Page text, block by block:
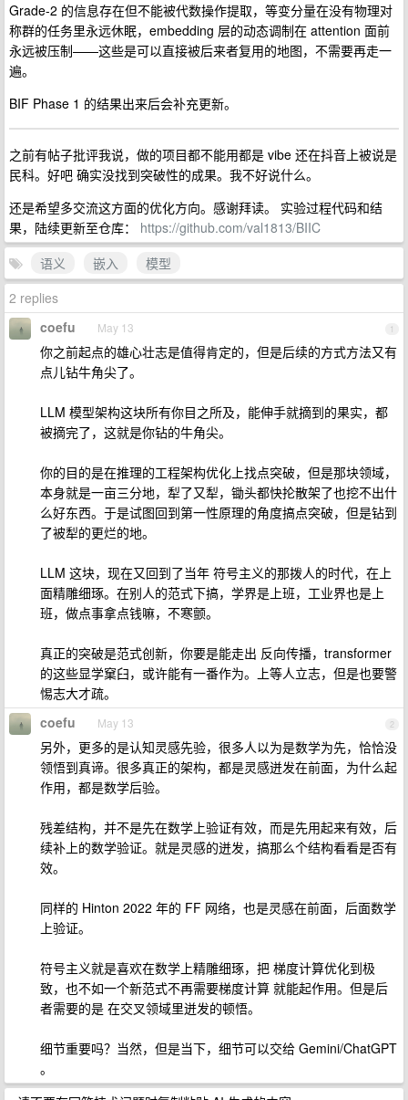
Grade-2 的信息存在但不能被代数操作提取，等变分量在没有物理对
称群的任务里永远休眠，embedding 层的动态调制在 attention 面前
永远被压制——这些是可以直接被后来者复用的地图，不需要再走一
遍。
BIF Phase 1 的结果出来后会补充更新。
之前有帖子批评我说，做的项目都不能用都是 vibe 还在抖音上被说是
民科。好吧 确实没找到突破性的成果。我不好说什么。
还是希望多交流这方面的优化方向。感谢拜读。 实验过程代码和结
果，陆续更新至仓库： https://github.com/val1813/BIIC
语义
嵌入
模型
2 replies
1
coefu May 13
你之前起点的雄心壮志是值得肯定的，但是后续的方式方法又有
点儿钻牛角尖了。
LLM 模型架构这块所有你目之所及，能伸手就摘到的果实，都
被摘完了，这就是你钻的牛角尖。
你的目的是在推理的工程架构优化上找点突破，但是那块领域，
本身就是一亩三分地，犁了又犁，锄头都快抡散架了也挖不出什
么好东西。于是试图回到第一性原理的角度搞点突破，但是钻到
了被犁的更烂的地。
LLM 这块，现在又回到了当年 符号主义的那拨人的时代，在上
面精雕细琢。在别人的范式下搞，学界是上班，工业界也是上
班，做点事拿点钱嘛，不寒颤。
真正的突破是范式创新，你要是能走出 反向传播，transformer
的这些显学窠臼，或许能有一番作为。上等人立志，但是也要警
惕志大才疏。
2
coefu May 13
另外，更多的是认知灵感先验，很多人以为是数学为先，恰恰没
领悟到真谛。很多真正的架构，都是灵感迸发在前面，为什么起
作用，都是数学后验。
残差结构，并不是先在数学上验证有效，而是先用起来有效，后
续补上的数学验证。就是灵感的迸发，搞那么个结构看看是否有
效。
同样的 Hinton 2022 年的 FF 网络，也是灵感在前面，后面数学
上验证。
符号主义就是喜欢在数学上精雕细琢，把 梯度计算优化到极
致，也不如一个新范式不再需要梯度计算 就能起作用。但是后
者需要的是 在交叉领域里迸发的顿悟。
细节重要吗？当然，但是当下，细节可以交给 Gemini/ChatGPT
。